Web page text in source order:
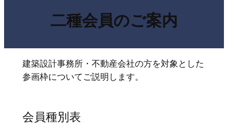
二種会員のご案内
建築設計事務所・不動産会社の方を対象とした
参画枠についてご説明します。
会員種別表